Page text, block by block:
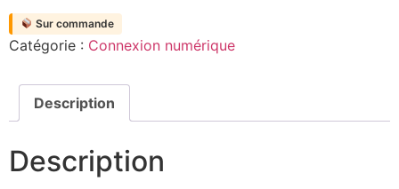
Sur commande
Catégorie : Connexion numérique
Description
Description